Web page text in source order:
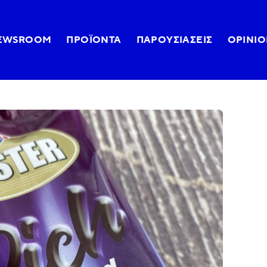
ΠΡΟΪΌΝΤΑ ΠΑΡΟΥΣΙΆΣΕΙΣ